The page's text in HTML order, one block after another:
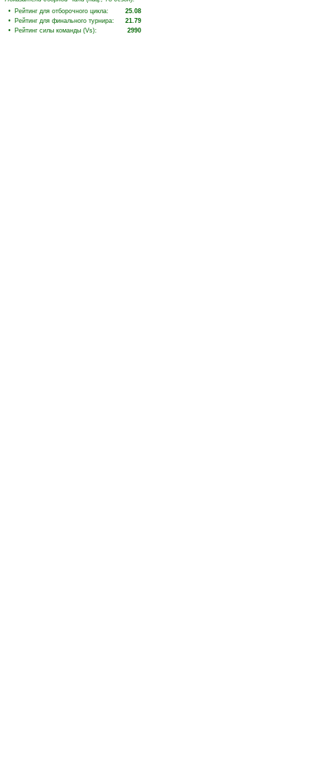
• Рейтинг для отборочного цикла:
25.08
• Рейтинг для финального турнира:
21.79
• Рейтинг силы команды (Vs):
2990